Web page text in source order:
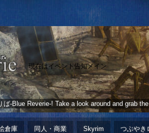
現在はイベント告知メイン
-Blue Reverie-! Take a look around and grab the
倉庫 同人・商業 Skyrim つぶやき